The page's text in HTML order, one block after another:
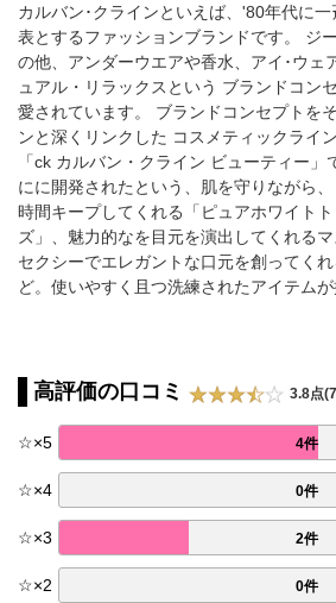
カルバン･クラインといえば、'80年代に
表とするファッションブランドです。 ジ
の他、アンダーウエアや香水、アイ･ウェ
ュアル・リラックスという ブランドコン
愛されています。 ブランドコンセプトを
ンと深くリンクした コスメティックライ
「ck カルバン・クライン ビューティー
にに開発されたという、肌を守りながら
時間キープしてくれる「ピュアホワイト
ズ」、魅力的なを目元を演出してくれるマ
セクシーでエレガントな口元を創ってく
ど。使いやすく且つ洗練されたアイテムが
高評価の口コミ 3.8点
☆×5 4件
☆×4 0件
☆×3 2件
☆×2 0件